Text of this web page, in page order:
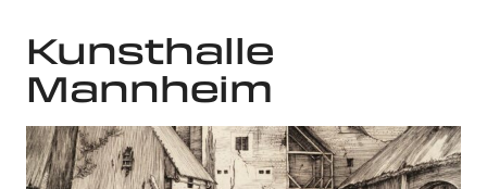
Kunsthalle
Mannheim